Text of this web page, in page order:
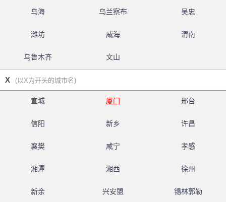
乌海 乌兰察布 吴忠
潍坊 威海 渭南
乌鲁木齐 文山
X (以X为开头的城市名)
宣城 厦门 邢台
信阳 新乡 许昌
襄樊 咸宁 孝感
湘潭 湘西 徐州
新余 兴安盟 锡林郭勒